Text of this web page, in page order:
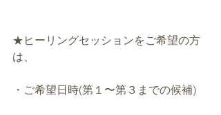
★ヒーリングセッションをご希望の方
は、
・ご希望日時(第１〜第３までの候補)